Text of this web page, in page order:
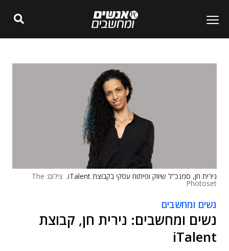
נירית חן, סמנכ"ל שיווק ופיתוח עסקי בקבוצת iTalent. צילום: The
Photoset
נשים ומחשבים
נשים ומחשבים: נירית חן, קבוצת
iTalent